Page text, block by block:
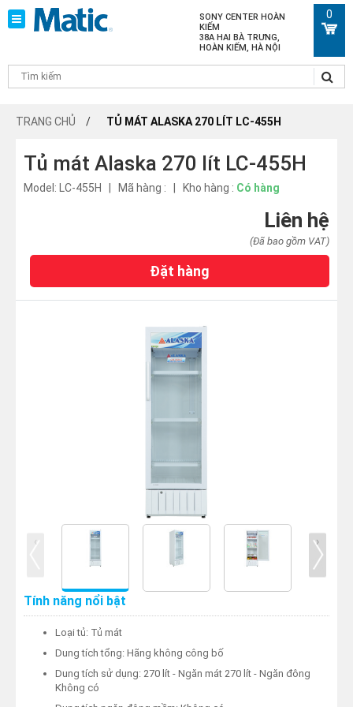
SONY CENTER HOÀN
KIẾM
38A HAI BÀ TRƯNG,
HOÀN KIẾM, HÀ NỘI
0
TRANG CHỦ TỦ MÁT ALASKA 270 LÍT LC-455H
Tủ mát Alaska 270 lít LC-455H
Model: LC-455H | Mã hàng : | Kho hàng : Có hàng
Liên hệ
(Đã bao gồm VAT)
Đặt hàng
‹ ›
Tính năng nổi bật
Loại tủ: Tủ mát
Dung tích tổng: Hãng không công bố
Dung tích sử dụng: 270 lít - Ngăn mát 270 lít - Ngăn đông
Không có